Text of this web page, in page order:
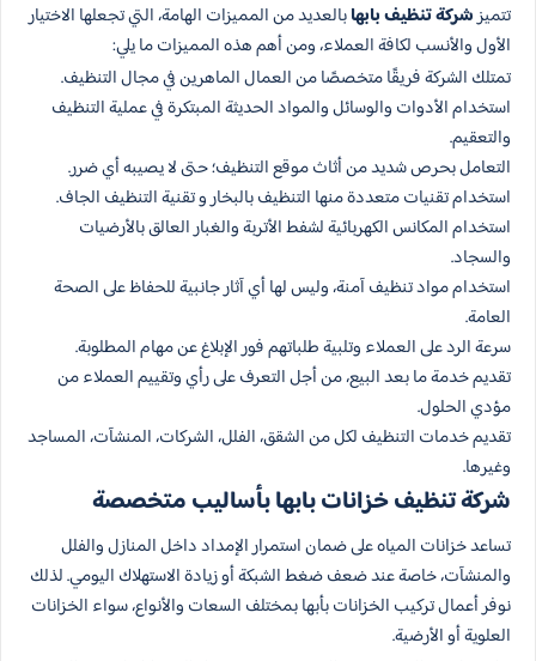
تتميزشركة تنظيف بابهابالعديد من المميزات الهامة، التي تجعلها الاختيار
الأول والأنسب لكافة العملاء، ومن أهم هذه المميزات ما يلي:
تمتلك الشركة فريقًا متخصصًا من العمال الماهرين في مجال التنظيف.
استخدام الأدوات والوسائل والمواد الحديثة المبتكرة في عملية التنظيف
والتعقيم.
التعامل بحرص شديد من أثاث موقع التنظيف؛ حتى لا يصيبه أي ضرر.
استخدام تقنيات متعددة منها التنظيف بالبخار و تقنية التنظيف الجاف.
استخدام المكانس الكهربائية لشفط الأتربة والغبار العالق بالأرضيات
والسجاد.
استخدام مواد تنظيف آمنة، وليس لها أي آثار جانبية للحفاظ على الصحة
العامة.
سرعة الرد على العملاء وتلبية طلباتهم فور الإبلاغ عن مهام المطلوبة.
تقديم خدمة ما بعد البيع، من أجل التعرف على رأي وتقييم العملاء من
مؤدي الحلول.
تقديم خدمات التنظيف لكل من الشقق، الفلل، الشركات، المنشآت، المساجد
وغيرها.
شركة تنظيف خزانات بابها بأساليب متخصصة
تساعد خزانات المياه على ضمان استمرار الإمداد داخل المنازل والفلل
والمنشآت، خاصة عند ضعف ضغط الشبكة أو زيادة الاستهلاك اليومي. لذلك
نوفر أعمال تركيب الخزانات بأبها بمختلف السعات والأنواع، سواء الخزانات
العلوية أو الأرضية.